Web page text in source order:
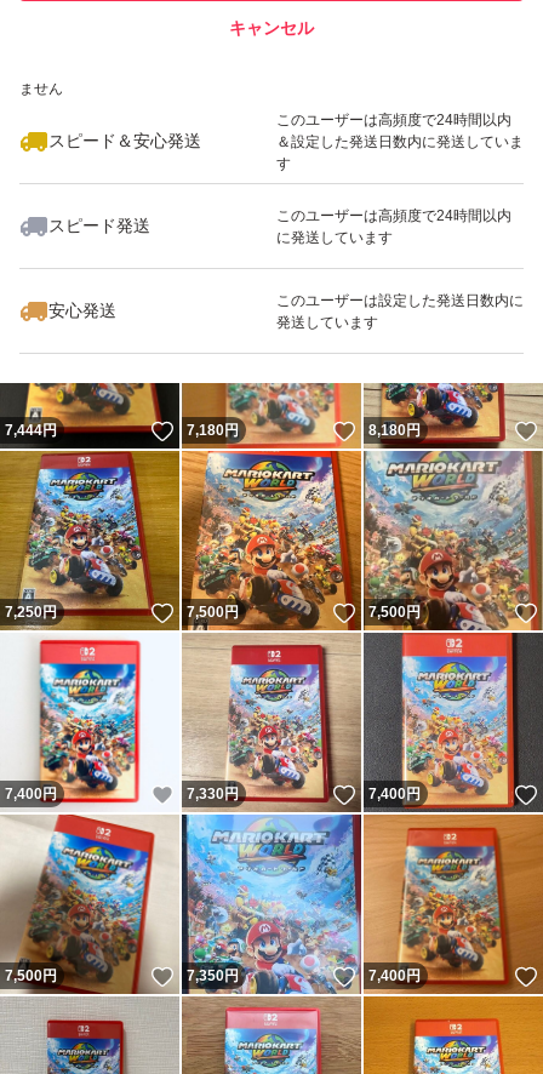
ません
スピード＆安心発送
このユーザーは高頻度で24時間以内
＆設定した発送日数内に発送していま
す
スピード発送
このユーザーは高頻度で24時間以内
に発送しています
安心発送
このユーザーは設定した発送日数内に
発送しています
キャンセル
いいね！
7,300
7,444円 いいね！
7,180円 いいね！
8,180円
7,250円 いいね！
7,500円 いいね！
7,500円
7,400円 いいね！
7,330円 いいね！
7,400円
7,500円 いいね！
7,350円 いいね！
7,400円